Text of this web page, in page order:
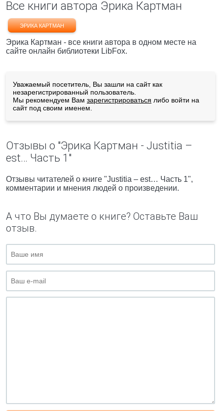
Все книги автора Эрика Картман
ЭРИКА КАРТМАН
Эрика Картман - все книги автора в одном месте на
сайте онлайн библиотеки LibFox.
Уважаемый посетитель, Вы зашли на сайт как
незарегистрированный пользователь.
Мы рекомендуем Вам зарегистрироваться либо войти на
сайт под своим именем.
Отзывы о "Эрика Картман - Justitia –
est… Часть 1"
Отзывы читателей о книге "Justitia – est… Часть 1",
комментарии и мнения людей о произведении.
А что Вы думаете о книге? Оставьте Ваш
отзыв.